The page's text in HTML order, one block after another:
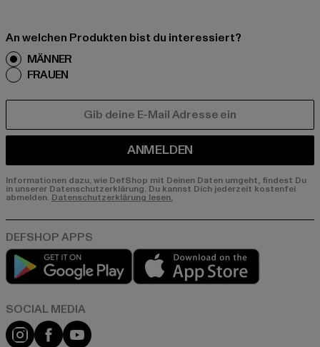
An welchen Produkten bist du interessiert?
MÄNNER
FRAUEN
ANMELDEN
Informationen dazu, wie DefShop mit Deinen Daten umgeht, findest Du
in unserer Datenschutzerklärung. Du kannst Dich jederzeit kostenfei
abmelden. Datenschutzerklärung lesen.
Play market
Instagram
FacebookYouTube